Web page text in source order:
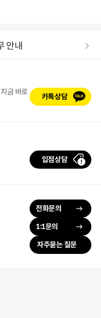
안내
금 바로
카톡상담
입점상담
전화문의
1:1문의
자주묻는 질문